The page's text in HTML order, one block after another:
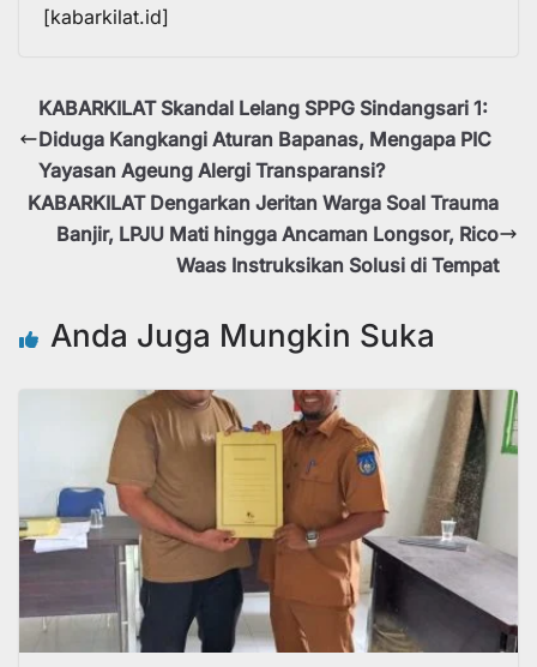
[kabarkilat.id]
KABARKILAT Skandal Lelang SPPG Sindangsari 1:
Diduga Kangkangi Aturan Bapanas, Mengapa PIC
Yayasan Ageung Alergi Transparansi?
KABARKILAT Dengarkan Jeritan Warga Soal Trauma
Banjir, LPJU Mati hingga Ancaman Longsor, Rico
Waas Instruksikan Solusi di Tempat
Anda Juga Mungkin Suka